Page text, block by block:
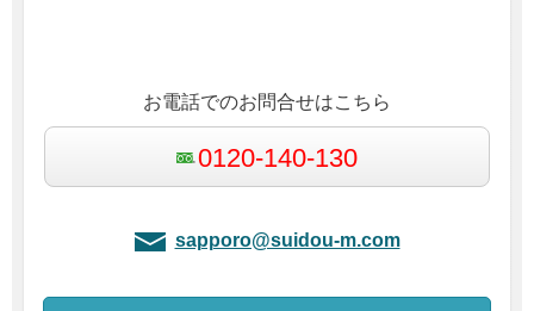
お電話でのお問合せはこちら
0120-140-130
sapporo@suidou-m.com